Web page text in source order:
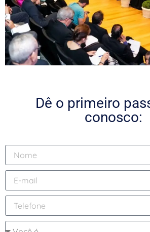
Dê o primeiro
conosco: